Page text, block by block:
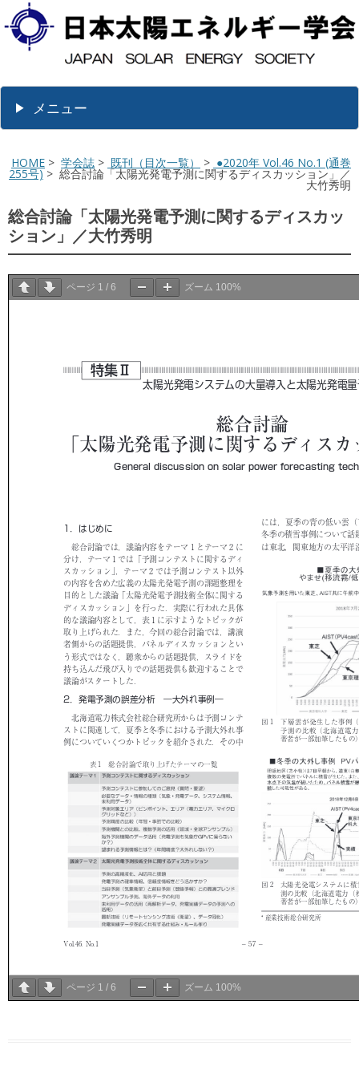
メニュー
HOME > 学会誌 > 既刊（目次一覧） > ●2020年 Vol.46 No.1 (通巻
255号) > 総合討論「太陽光発電予測に関するディスカッション」／
大竹秀明
総合討論「太陽光発電予測に関するディスカッ
ション」／大竹秀明
ページ 1 / 6 ズーム 100%
ページ 1 / 6 ズーム 100%